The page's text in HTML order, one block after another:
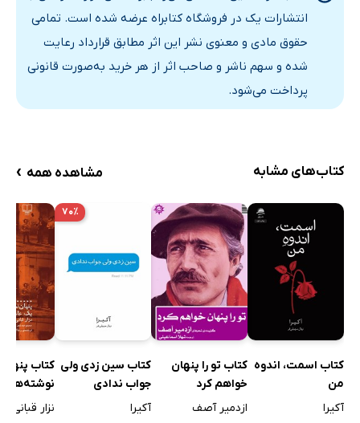
انتشارات یک در فروشگاه کتابراه عرضه شده است. تمامی
حقوق مادی و معنوی نشر این اثر مطابق قرارداد رعایت
شده و سهم ناشر و صاحب اثر از هر خرید به‌صورت قانونی
پرداخت می‌شود.
کتاب‌های مشابه مشاهده همه ›
کتاب اسمت، اندوه
من
آکیرا
کتاب تو را پنهان
خواهم کرد
ازدمیر آصف
۷۰٪
کتاب سین زدی ولی
جواب ندادی
آکیرا
کتاب پنهان
عاشق
نزار قبانی